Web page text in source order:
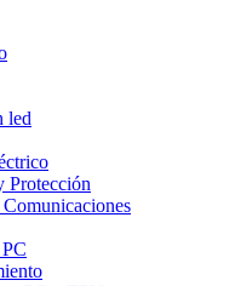
led
Protección